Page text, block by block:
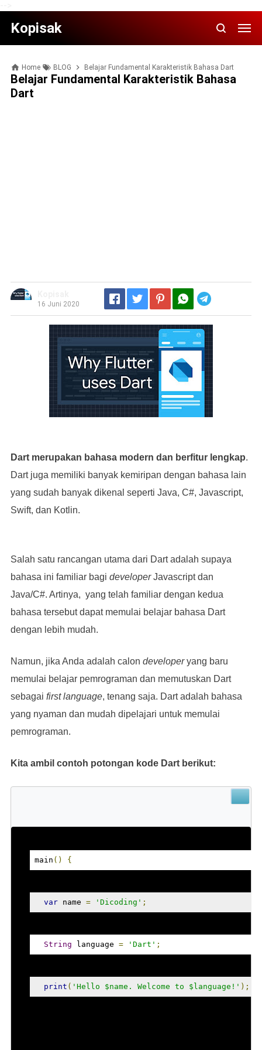
Kopisak
Home BLOG Belajar Fundamental Karakteristik Bahasa Dart
Belajar Fundamental Karakteristik Bahasa
Dart
16 Juni 2020
Dart merupakan bahasa modern dan berfitur lengkap.
Dart juga memiliki banyak kemiripan dengan bahasa lain
yang sudah banyak dikenal seperti Java, C#, Javascript,
Swift, dan Kotlin.
Salah satu rancangan utama dari Dart adalah supaya
bahasa ini familiar bagi developerJavascript dan
Java/C#. Artinya, yang telah familiar dengan kedua
bahasa tersebut dapat memulai belajar bahasa Dart
dengan lebih mudah.
Namun, jika Anda adalah calon developeryang baru
memulai belajar pemrograman dan memutuskan Dart
sebagai first language, tenang saja. Dart adalah bahasa
yang nyaman dan mudah dipelajari untuk memulai
pemrograman.
Kita ambil contoh potongan kode Dart berikut:
main () {
var name = 'Dicoding' ;
String language = 'Dart' ;
print ( 'Hello $name. Welcome to $language!' );